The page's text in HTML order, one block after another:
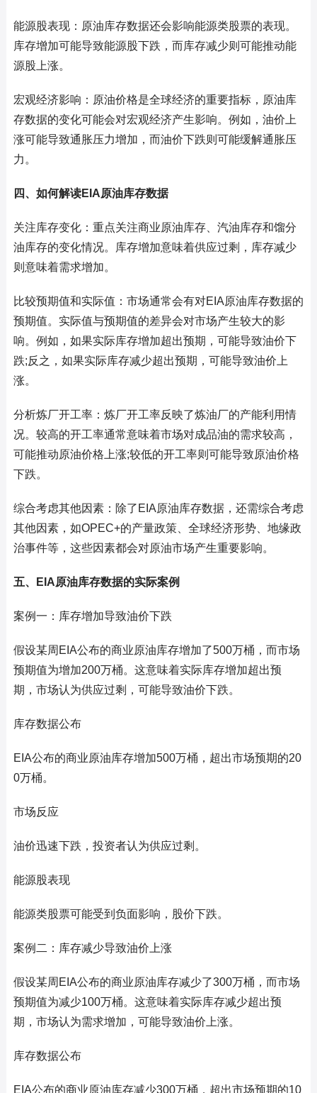
能源股表现：原油库存数据还会影响能源类股票的表现。
库存增加可能导致能源股下跌，而库存减少则可能推动能
源股上涨。
宏观经济影响：原油价格是全球经济的重要指标，原油库
存数据的变化可能会对宏观经济产生影响。例如，油价上
涨可能导致通胀压力增加，而油价下跌则可能缓解通胀压
力。
四、如何解读EIA原油库存数据
关注库存变化：重点关注商业原油库存、汽油库存和馏分
油库存的变化情况。库存增加意味着供应过剩，库存减少
则意味着需求增加。
比较预期值和实际值：市场通常会有对EIA原油库存数据的
预期值。实际值与预期值的差异会对市场产生较大的影
响。例如，如果实际库存增加超出预期，可能导致油价下
跌;反之，如果实际库存减少超出预期，可能导致油价上
涨。
分析炼厂开工率：炼厂开工率反映了炼油厂的产能利用情
况。较高的开工率通常意味着市场对成品油的需求较高，
可能推动原油价格上涨;较低的开工率则可能导致原油价格
下跌。
综合考虑其他因素：除了EIA原油库存数据，还需综合考虑
其他因素，如OPEC+的产量政策、全球经济形势、地缘政
治事件等，这些因素都会对原油市场产生重要影响。
五、EIA原油库存数据的实际案例
案例一：库存增加导致油价下跌
假设某周EIA公布的商业原油库存增加了500万桶，而市场
预期值为增加200万桶。这意味着实际库存增加超出预
期，市场认为供应过剩，可能导致油价下跌。
库存数据公布
EIA公布的商业原油库存增加500万桶，超出市场预期的20
0万桶。
市场反应
油价迅速下跌，投资者认为供应过剩。
能源股表现
能源类股票可能受到负面影响，股价下跌。
案例二：库存减少导致油价上涨
假设某周EIA公布的商业原油库存减少了300万桶，而市场
预期值为减少100万桶。这意味着实际库存减少超出预
期，市场认为需求增加，可能导致油价上涨。
库存数据公布
EIA公布的商业原油库存减少300万桶，超出市场预期的10